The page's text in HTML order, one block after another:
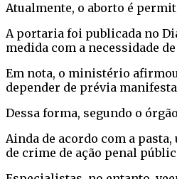
Atualmente, o aborto é
A portaria foi publicada no
medida com a necessidade
Em nota, o ministério afirmou
depender de prévia
Dessa forma, segundo o
Ainda de acordo com a
de crime de ação penal